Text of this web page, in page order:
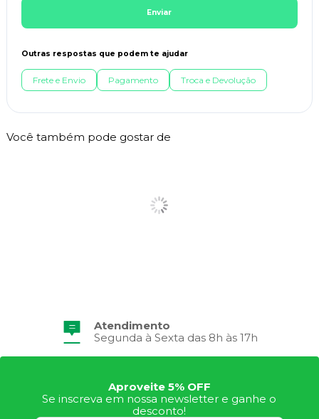
Enviar
Outras respostas que podem te ajudar
Frete e Envio Pagamento Troca e Devolução
Você também pode gostar de
Atendimento
Segunda à Sexta das 8h às 17h
Aproveite 5% OFF
Se inscreva em nossa newsletter e ganhe o
desconto!